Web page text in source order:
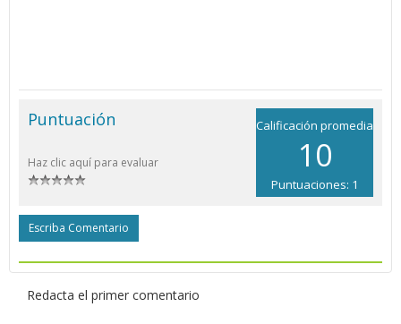
Calificación promedia
10
Puntuaciones: 1
Puntuación
Haz clic aquí para evaluar
Escriba Comentario
Redacta el primer comentario